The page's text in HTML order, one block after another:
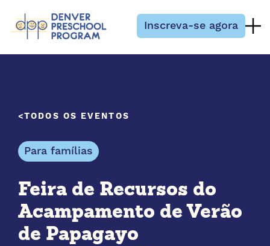
Inscreva-se agora
TODOS OS EVENTOS
Para famílias
Feira de Recursos do
Acampamento de Verão
de Papagayo